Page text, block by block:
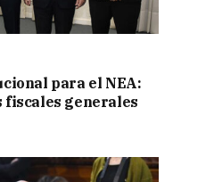
para el NEA:
fiscales generales